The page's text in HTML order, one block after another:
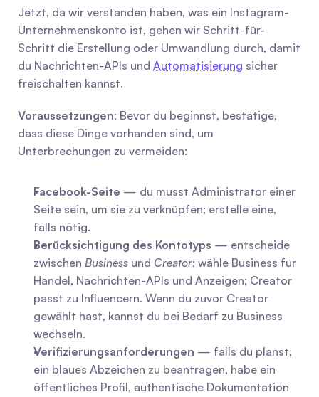
Jetzt, da wir verstanden haben, was ein Instagram-
Unternehmenskonto ist, gehen wir Schritt-für-
Schritt die Erstellung oder Umwandlung durch, damit
du Nachrichten-APIs und Automatisierung sicher
freischalten kannst.
Voraussetzungen: Bevor du beginnst, bestätige,
dass diese Dinge vorhanden sind, um
Unterbrechungen zu vermeiden:
Facebook-Seite — du musst Administrator einer
Seite sein, um sie zu verknüpfen; erstelle eine,
falls nötig.
Berücksichtigung des Kontotyps — entscheide
zwischen Business und Creator; wähle Business für
Handel, Nachrichten-APIs und Anzeigen; Creator
passt zu Influencern. Wenn du zuvor Creator
gewählt hast, kannst du bei Bedarf zu Business
wechseln.
Verifizierungsanforderungen — falls du planst,
ein blaues Abzeichen zu beantragen, habe ein
öffentliches Profil, authentische Dokumentation